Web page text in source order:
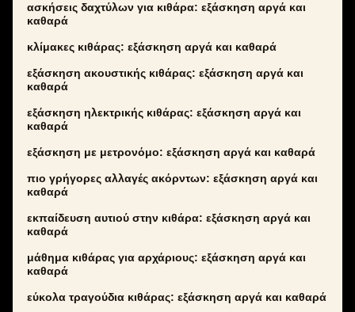
ασκήσεις δαχτύλων για κιθάρα: εξάσκηση αργά και
καθαρά
κλίμακες κιθάρας: εξάσκηση αργά και καθαρά
εξάσκηση ακουστικής κιθάρας: εξάσκηση αργά και
καθαρά
εξάσκηση ηλεκτρικής κιθάρας: εξάσκηση αργά και
καθαρά
εξάσκηση με μετρονόμο: εξάσκηση αργά και καθαρά
πιο γρήγορες αλλαγές ακόρντων: εξάσκηση αργά και
καθαρά
εκπαίδευση αυτιού στην κιθάρα: εξάσκηση αργά και
καθαρά
μάθημα κιθάρας για αρχάριους: εξάσκηση αργά και
καθαρά
εύκολα τραγούδια κιθάρας: εξάσκηση αργά και καθαρά